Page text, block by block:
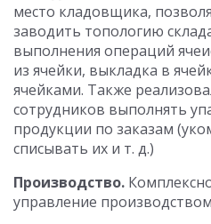
место кладовщика,
заводить топологию
выполнения операций
из ячейки, выкладка в
ячейками. Также
сотрудников выполнять
продукции по заказам
списывать их и т. д.)
Производство.
управление